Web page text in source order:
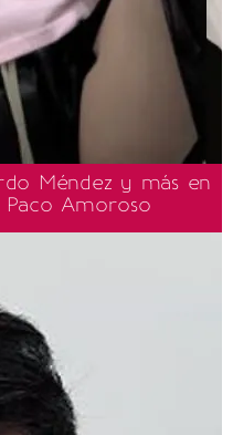
Méndez y más en
Amoroso